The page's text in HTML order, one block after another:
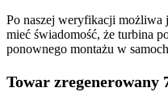
Po naszej weryfikacji możliwa
mieć świadomość, że turbina
ponownego montażu w
Towar zregenerowany